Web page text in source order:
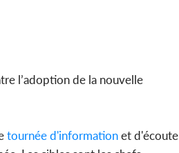
l’adoption de la nouvelle
tournée d'informationet d'écoute
l'indépendance, Alassane